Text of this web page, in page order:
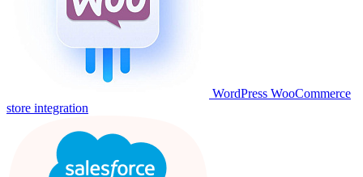
WordPress WooCommerce
store integration